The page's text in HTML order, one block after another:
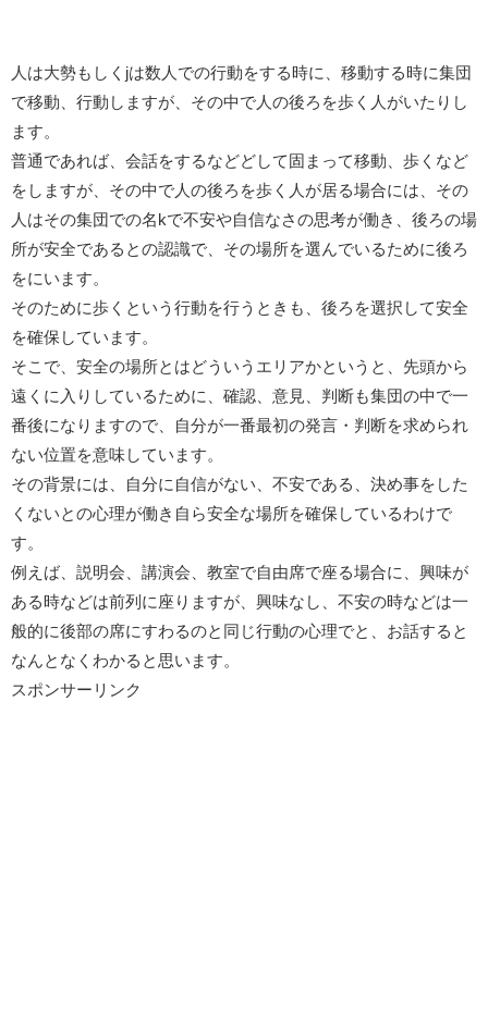
人は大勢もしくjは数人での行動をする時に、移動する時に集団
で移動、行動しますが、その中で人の後ろを歩く人がいたりし
ます。
普通であれば、会話をするなどどして固まって移動、歩くなど
をしますが、その中で人の後ろを歩く人が居る場合には、その
人はその集団での名kで不安や自信なさの思考が働き、後ろの場
所が安全であるとの認識で、その場所を選んでいるために後ろ
をにいます。
そのために歩くという行動を行うときも、後ろを選択して安全
を確保しています。
そこで、安全の場所とはどういうエリアかというと、先頭から
遠くに入りしているために、確認、意見、判断も集団の中で一
番後になりますので、自分が一番最初の発言・判断を求められ
ない位置を意味しています。
その背景には、自分に自信がない、不安である、決め事をした
くないとの心理が働き自ら安全な場所を確保しているわけで
す。
例えば、説明会、講演会、教室で自由席で座る場合に、興味が
ある時などは前列に座りますが、興味なし、不安の時などは一
般的に後部の席にすわるのと同じ行動の心理でと、お話すると
なんとなくわかると思います。
スポンサーリンク